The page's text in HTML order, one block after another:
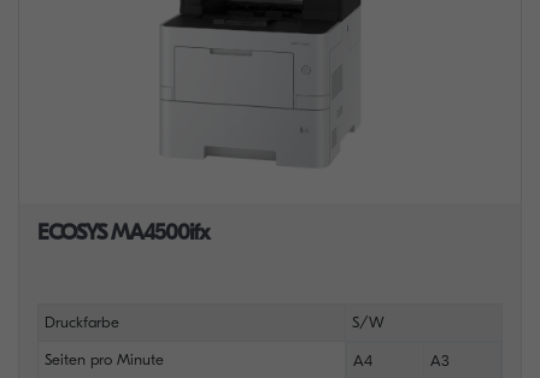
ECOSYS MA4500ifx
Druckfarbe S/W
Seiten pro Minute A4 A3